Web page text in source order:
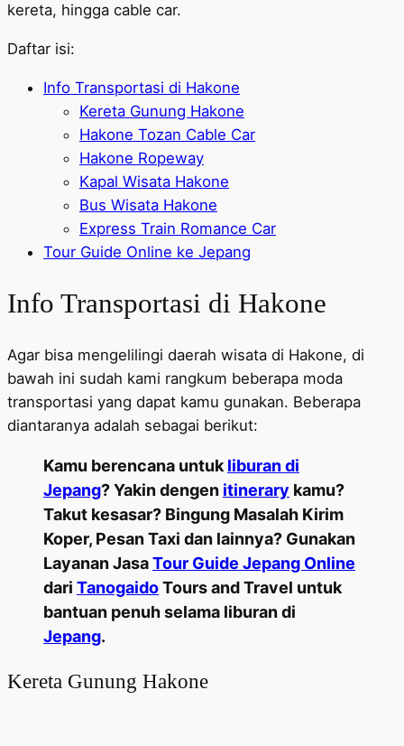
kereta, hingga cable car.
Daftar isi:
Info Transportasi di Hakone
Kereta Gunung Hakone
Hakone Tozan Cable Car
Hakone Ropeway
Kapal Wisata Hakone
Bus Wisata Hakone
Express Train Romance Car
Tour Guide Online ke Jepang
Info Transportasi di Hakone
Agar bisa mengelilingi daerah wisata di Hakone, di
bawah ini sudah kami rangkum beberapa moda
transportasi yang dapat kamu gunakan. Beberapa
diantaranya adalah sebagai berikut:
Kamu berencana untuk liburan di
Jepang? Yakin dengen itinerary kamu?
Takut kesasar? Bingung Masalah Kirim
Koper, Pesan Taxi dan lainnya? Gunakan
Layanan JasaTour Guide Jepang Online
dari TanogaidoTours and Travel untuk
bantuan penuh selama liburan di
Jepang.
Kereta Gunung Hakone